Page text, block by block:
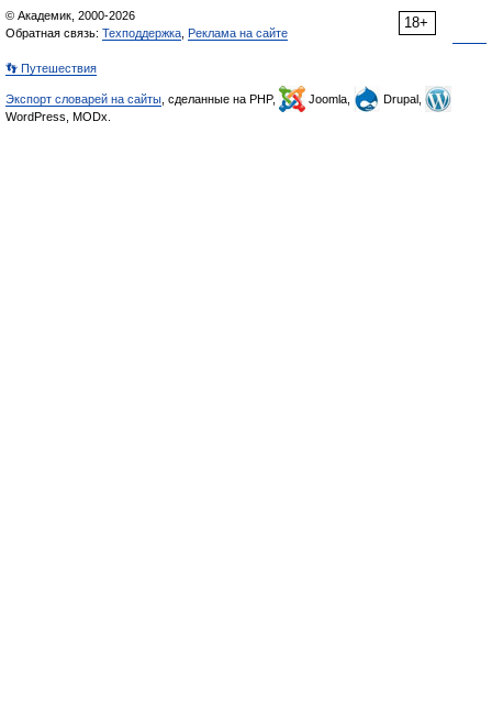
18+
© Академик, 2000-2026
Обратная связь: Техподдержка Реклама на сайте
👣 Путешествия
Экспорт словарей на сайты , сделанные на PHP, Joomla,
Drupal,
WordPress, MODx.